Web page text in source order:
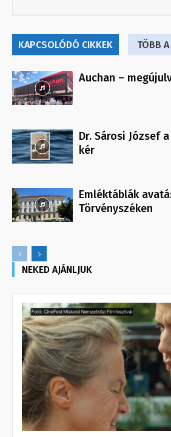
KAPCSOLÓDÓ CIKKEK TÖBB
Auchan –
Dr. Sárosi József
kér
Emléktáblák
Törvényszéken
NEKED AJÁNLJUK